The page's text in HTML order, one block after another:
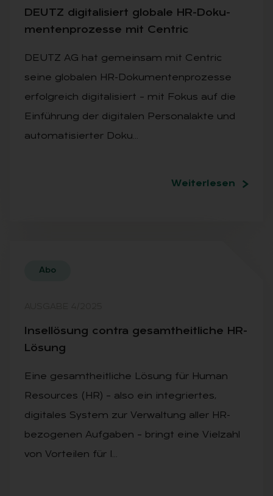
DEUTZ di­gi­ta­li­siert glo­ba­le HR-Do­ku­
men­ten­pro­zes­se mit Centric
DEUTZ AG hat gemeinsam mit Centric
seine globalen HR-Dokumentenprozesse
erfolgreich digitalisiert – mit Fokus auf die
Einführung der digitalen Personalakte und
automatisierter Doku…
Weiterlesen
Abo
In­sel­lö­sung con­tra ge­samt­heit­li­che HR-
Lö­sung
Eine gesamtheitliche Lösung für Human
Resources (HR) – also ein integriertes,
digitales System zur Verwaltung aller HR-
bezogenen Aufgaben – bringt eine Vielzahl
von Vorteilen für I…